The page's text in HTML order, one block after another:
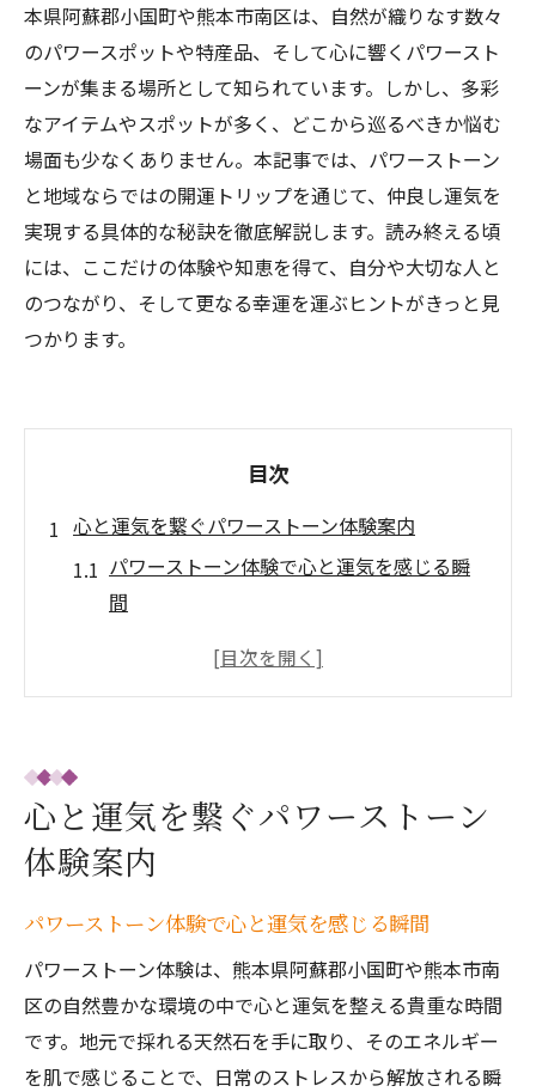
本県阿蘇郡小国町や熊本市南区は、自然が織りなす数々
のパワースポットや特産品、そして心に響くパワースト
ーンが集まる場所として知られています。しかし、多彩
なアイテムやスポットが多く、どこから巡るべきか悩む
場面も少なくありません。本記事では、パワーストーン
と地域ならではの開運トリップを通じて、仲良し運気を
実現する具体的な秘訣を徹底解説します。読み終える頃
には、ここだけの体験や知恵を得て、自分や大切な人と
のつながり、そして更なる幸運を運ぶヒントがきっと見
つかります。
目次
心と運気を繋ぐパワーストーン体験案内
パワーストーン体験で心と運気を感じる瞬
間
口コミで話題のパワーストーン選びのコツ
パワーストーンで運気アップを実感する秘
訣
熊本の自然とパワーストーンで絆深まる旅
熊本の大自然でパワーストーンを探す楽し
阿蘇パワースポット石を巡る癒しの旅プラ
ン
熊本天燃石採掘体験で学ぶ開運のヒント
心と運気を繋ぐパワーストーン
体験案内
パワーストーン体験で心と運気を感じる瞬間
パワーストーン体験は、熊本県阿蘇郡小国町や熊本市南
区の自然豊かな環境の中で心と運気を整える貴重な時間
です。地元で採れる天然石を手に取り、そのエネルギー
を肌で感じることで、日常のストレスから解放される瞬